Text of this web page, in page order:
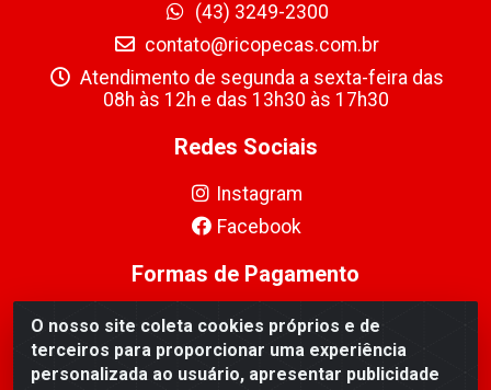
O nosso site coleta cookies próprios e de
terceiros para proporcionar uma experiência
personalizada ao usuário, apresentar publicidade
(43) 3249-2300
contato@ricopecas.com.br
Atendimento de segunda a sexta-feira das
08h às 12h e das 13h30 às 17h30
Redes Sociais
Instagram
Facebook
Formas de Pagamento